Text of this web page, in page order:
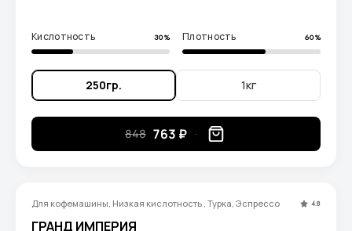
Кислотность 30% Плотность 60%
250гр. 1кг
848 763 ₽
Для кофемашины, Низкая кислотность , Турка, Эспрессо 4.8
ГРАНД ИМПЕРИЯ